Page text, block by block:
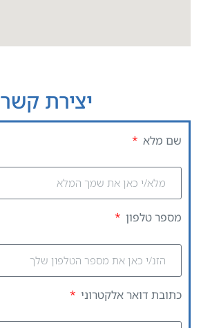
יצירת קשר
שם מלא
מספר טלפון
כתובת דואר אלקטרוני